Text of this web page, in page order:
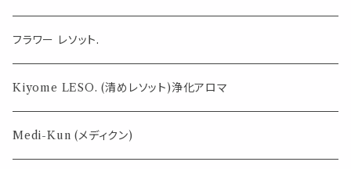
気になる虫対策に
薄荷の香りで体感温度-4℃ !? スースーシリーズ
パロサント
フラワー レソット.
Kiyome LESO. (清めレソット)浄化アロマ
Medi-Kun (メディクン)